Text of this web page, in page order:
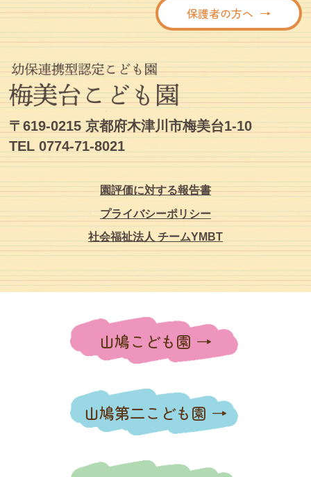
保護者の方へ
〒619-0215 京都府木津川市梅美台1-10
TEL 0774-71-8021
園評価に対する報告書
プライバシーポリシー
社会福祉法人 チームYMBT
山鳩こども園
山鳩第二こども園